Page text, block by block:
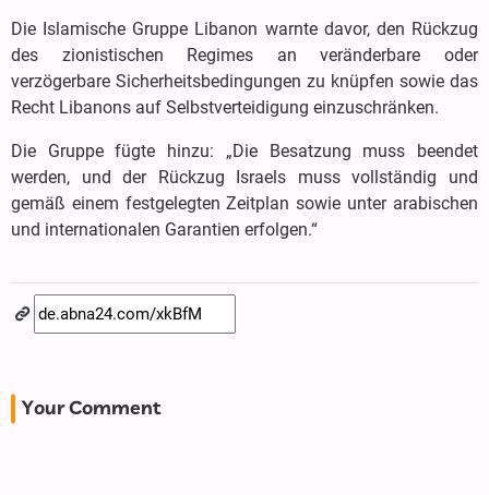
Die Islamische Gruppe Libanon warnte davor, den Rückzug
des zionistischen Regimes an veränderbare oder
verzögerbare Sicherheitsbedingungen zu knüpfen sowie das
Recht Libanons auf Selbstverteidigung einzuschränken.
Die Gruppe fügte hinzu: „Die Besatzung muss beendet
werden, und der Rückzug Israels muss vollständig und
gemäß einem festgelegten Zeitplan sowie unter arabischen
und internationalen Garantien erfolgen.“
Your Comment